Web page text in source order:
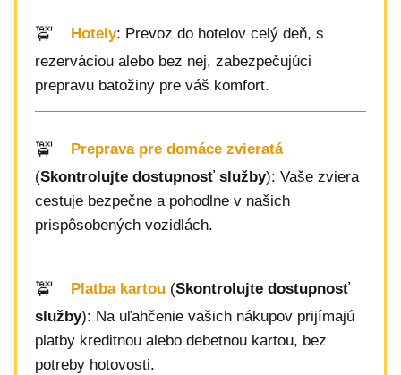
Hotely: Prevoz do hotelov celý deň, s
rezerváciou alebo bez nej, zabezpečujúci
prepravu batožiny pre váš komfort.
Preprava pre domáce zvieratá
(Skontrolujte dostupnosť služby): Vaše zviera
cestuje bezpečne a pohodlne v našich
prispôsobených vozidlách.
Platba kartou (Skontrolujte dostupnosť
služby): Na uľahčenie vašich nákupov prijímajú
platby kreditnou alebo debetnou kartou, bez
potreby hotovosti.